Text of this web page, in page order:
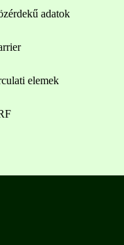
adatok
elemek